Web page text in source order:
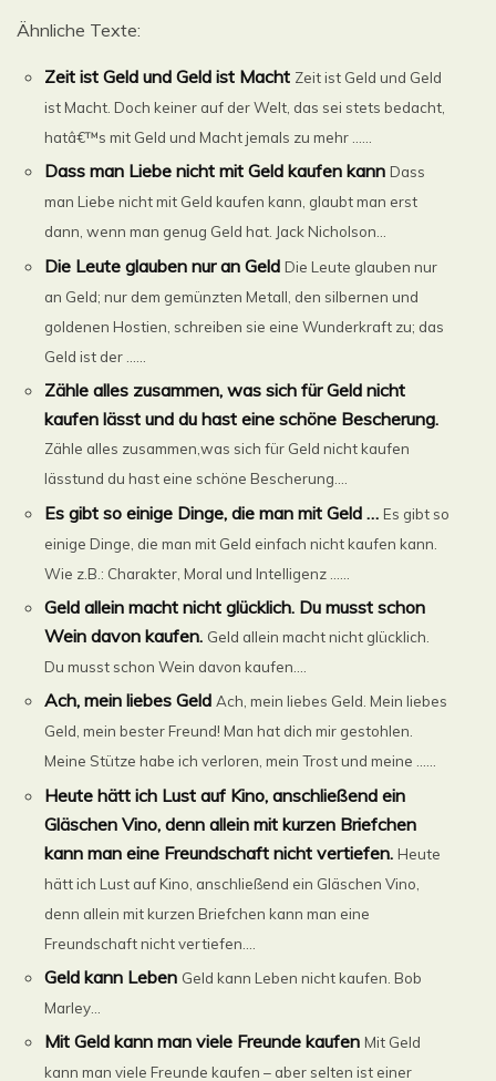
Ähnliche Texte:
Zeit ist Geld und Geld ist Macht Zeit ist Geld und Geld
ist Macht. Doch keiner auf der Welt, das sei stets bedacht,
hatâ€™s mit Geld und Macht jemals zu mehr ......
Dass man Liebe nicht mit Geld kaufen kann Dass
man Liebe nicht mit Geld kaufen kann, glaubt man erst
dann, wenn man genug Geld hat. Jack Nicholson...
Die Leute glauben nur an Geld Die Leute glauben nur
an Geld; nur dem gemünzten Metall, den silbernen und
goldenen Hostien, schreiben sie eine Wunderkraft zu; das
Geld ist der ......
Zähle alles zusammen, was sich für Geld nicht
kaufen lässt und du hast eine schöne Bescherung.
Zähle alles zusammen,was sich für Geld nicht kaufen
lässtund du hast eine schöne Bescherung....
Es gibt so einige Dinge, die man mit Geld … Es gibt so
einige Dinge, die man mit Geld einfach nicht kaufen kann.
Wie z.B.: Charakter, Moral und Intelligenz …...
Geld allein macht nicht glücklich. Du musst schon
Wein davon kaufen. Geld allein macht nicht glücklich.
Du musst schon Wein davon kaufen....
Ach, mein liebes Geld Ach, mein liebes Geld. Mein liebes
Geld, mein bester Freund! Man hat dich mir gestohlen.
Meine Stütze habe ich verloren, mein Trost und meine ......
Heute hätt ich Lust auf Kino, anschließend ein
Gläschen Vino, denn allein mit kurzen Briefchen
kann man eine Freundschaft nicht vertiefen. Heute
hätt ich Lust auf Kino, anschließend ein Gläschen Vino,
denn allein mit kurzen Briefchen kann man eine
Freundschaft nicht vertiefen....
Geld kann Leben Geld kann Leben nicht kaufen. Bob
Marley...
Mit Geld kann man viele Freunde kaufen Mit Geld
kann man viele Freunde kaufen – aber selten ist einer